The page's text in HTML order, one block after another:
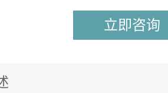
立即咨询